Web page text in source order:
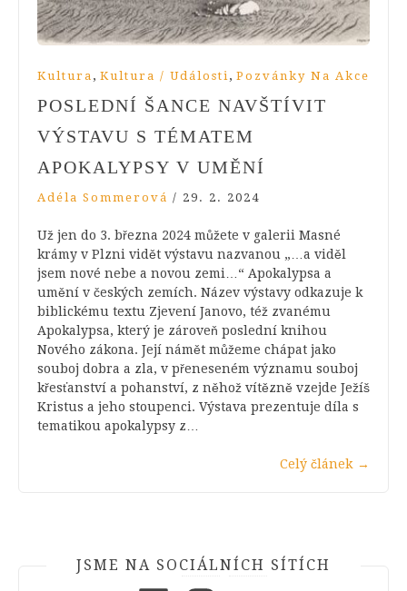
Kultura , Kultura / Události , Pozvánky Na Akce
POSLEDNÍ ŠANCE NAVŠTÍVIT
VÝSTAVU S TÉMATEM
APOKALYPSY V UMĚNÍ
Adéla Sommerová / 29. 2. 2024
Už jen do 3. března 2024 můžete v galerii Masné
krámy v Plzni vidět výstavu nazvanou „…a viděl
jsem nové nebe a novou zemi…“ Apokalypsa a
umění v českých zemích. Název výstavy odkazuje k
biblickému textu Zjevení Janovo, též zvanému
Apokalypsa, který je zároveň poslední knihou
Nového zákona. Její námět můžeme chápat jako
souboj dobra a zla, v přeneseném významu souboj
křesťanství a pohanství, z něhož vítězně vzejde Ježíš
Kristus a jeho stoupenci. Výstava prezentuje díla s
tematikou apokalypsy z…
Celý článek →
JSME NA SOCIÁLNÍCH SÍTÍCH